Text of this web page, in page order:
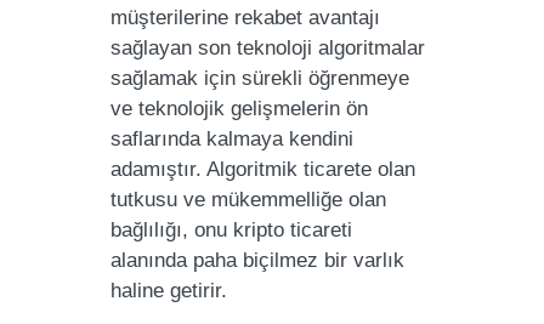
müşterilerine rekabet avantajı
sağlayan son teknoloji algoritmalar
sağlamak için sürekli öğrenmeye
ve teknolojik gelişmelerin ön
saflarında kalmaya kendini
adamıştır. Algoritmik ticarete olan
tutkusu ve mükemmelliğe olan
bağlılığı, onu kripto ticareti
alanında paha biçilmez bir varlık
haline getirir.